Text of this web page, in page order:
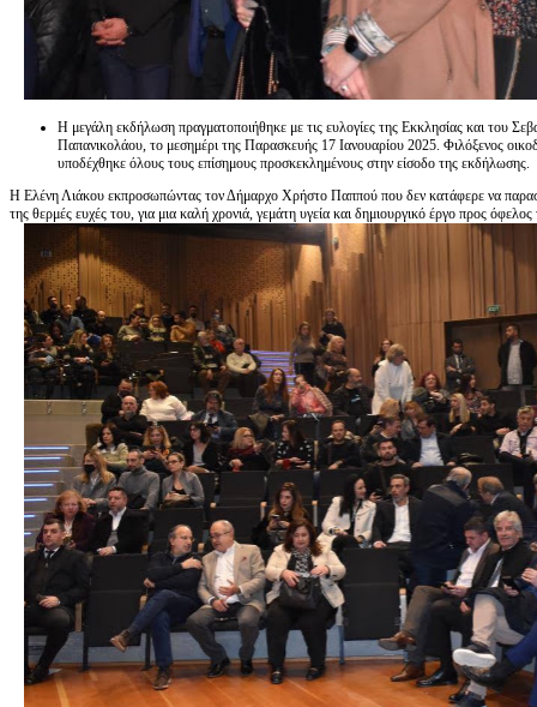
Η μεγάλη εκδήλωση πραγματοποιήθηκε με τις ευλογίες της Εκκλησίας και του
Παπανικολάου, το μεσημέρι της Παρασκευής 17 Ιανουαρίου 2025. Φιλόξενος
υποδέχθηκε όλους τους επίσημους προσκεκλημένους στην είσοδο της εκδήλωσης.
Η Ελένη Λιάκου εκπροσωπώντας τον Δήμαρχο Χρήστο Παππού που δεν κατάφερε να
της θερμές ευχές του, για μια καλή χρονιά, γεμάτη υγεία και δημιουργικό έργο προς